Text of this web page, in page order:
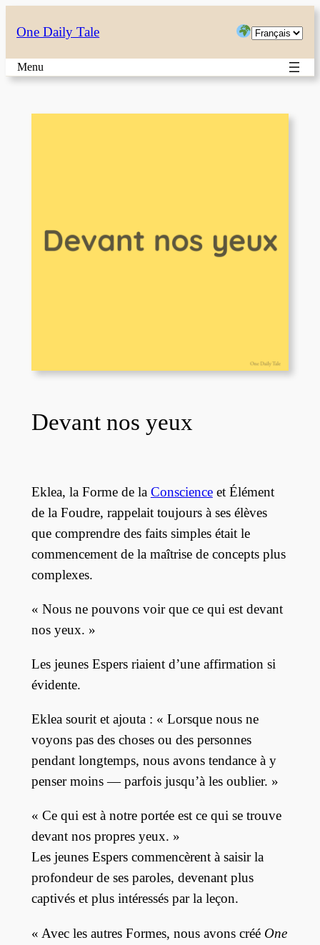
au
contenu
One Daily Tale
Choisir
langue
Menu
Devant nos yeux
Eklea, la Forme de la Conscienceet Élément
de la Foudre, rappelait toujours à ses élèves
que comprendre des faits simples était le
commencement de la maîtrise de concepts plus
complexes.
« Nous ne pouvons voir que ce qui est devant
nos yeux. »
Les jeunes Espers riaient d’une affirmation si
évidente.
Eklea sourit et ajouta : « Lorsque nous ne
voyons pas des choses ou des personnes
pendant longtemps, nous avons tendance à y
penser moins — parfois jusqu’à les oublier. »
« Ce qui est à notre portée est ce qui se trouve
devant nos propres yeux. »
Les jeunes Espers commencèrent à saisir la
profondeur de ses paroles, devenant plus
captivés et plus intéressés par la leçon.
« Avec les autres Formes, nous avons créé One